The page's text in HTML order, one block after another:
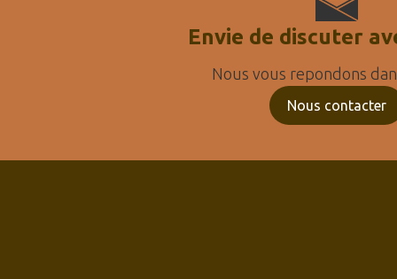
Envie de discuter
Nous vous repondons
Nous contacter